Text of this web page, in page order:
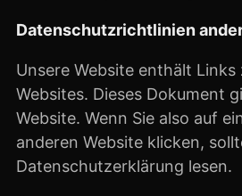
Datenschutzrichtlinien
Unsere Website enthält Links
Websites. Dieses Dokument
Website. Wenn Sie also auf
anderen Website klicken,
Datenschutzerklärung lesen.